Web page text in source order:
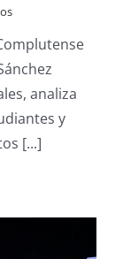
en
de
tecnología
LED
en
el
entorno
analiza
y
[...]